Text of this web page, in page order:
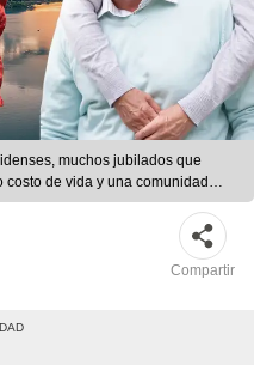
muchos jubilados que
de vida y una comunidad
de trivia. Foto: composición
Compartir